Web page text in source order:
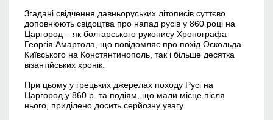
Згадані свідчення давньоруських літописів суттєво
доповнюють свідоцтва про напад русів у 860 році на
Царгород – як болгарського рукопису Хронографа
Георгія Амартола, що повідомляє про похід Оскольда
Київського на Констянтинополь, так і більше десятка
візантійських хронік.
При цьому у грецьких джерелах походу Русі на
Царгород у 860 р. та подіям, що мали місце після
нього, приділено досить серйозну увагу.